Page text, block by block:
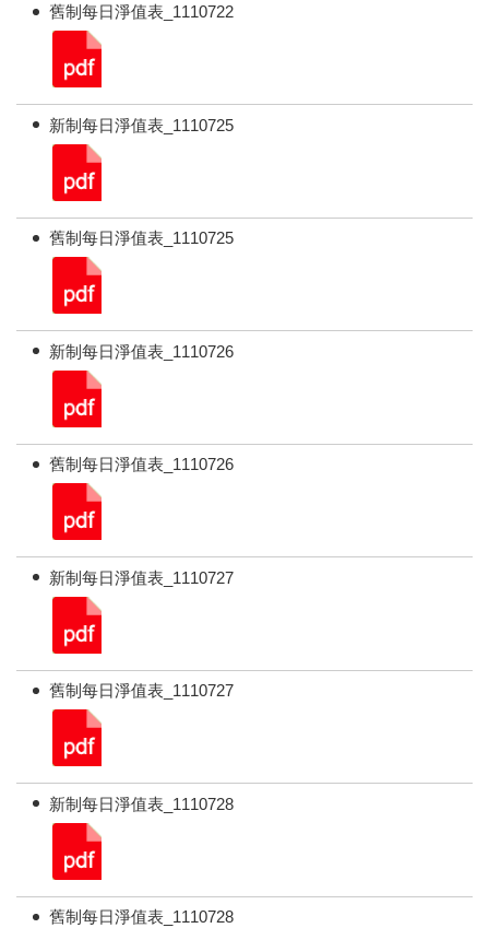
舊制每日淨值表_1110722
新制每日淨值表_1110725
舊制每日淨值表_1110725
新制每日淨值表_1110726
舊制每日淨值表_1110726
新制每日淨值表_1110727
舊制每日淨值表_1110727
新制每日淨值表_1110728
舊制每日淨值表_1110728